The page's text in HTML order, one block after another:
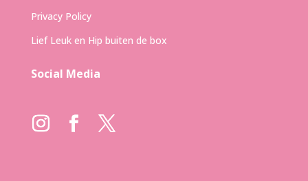
Privacy Policy
Lief Leuk en Hip buiten de box
Social Media